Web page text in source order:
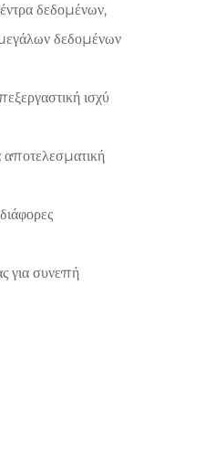
δεδομένων,
δεδομένων
ισχύ
για συνεπή